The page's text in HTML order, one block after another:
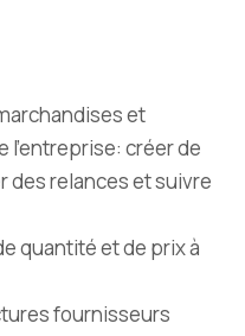
et
créer de
des relances et suivre
quantité et de prix à
fournisseurs